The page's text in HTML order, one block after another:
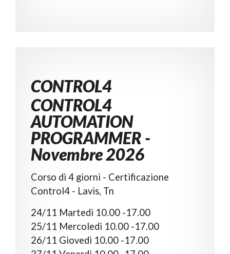
CONTROL4
CONTROL4
AUTOMATION
PROGRAMMER -
Novembre 2026
Corso di 4 giorni - Certificazione
Control4 - Lavis, Tn
24/11 Martedì 10.00 -17.00
25/11 Mercoledì 10.00 -17.00
26/11 Giovedì 10.00 -17.00